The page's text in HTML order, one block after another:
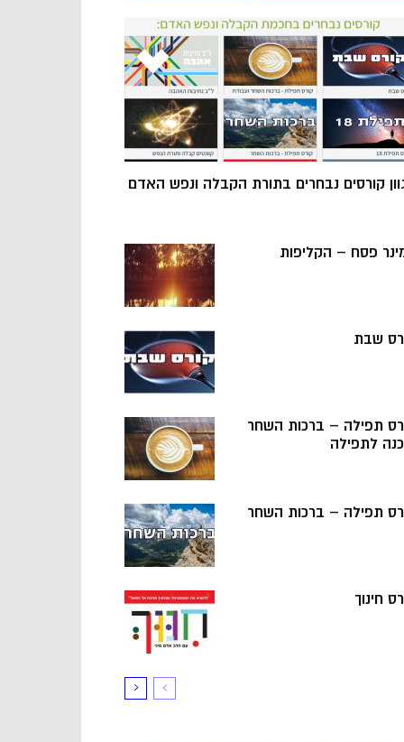
קורסים נבחרים בתורת הקבלה ונפש האדם
פסח – הקליפות
שבת
תפילה – ברכות השחר
לתפילה
תפילה – ברכות השחר
חינוך